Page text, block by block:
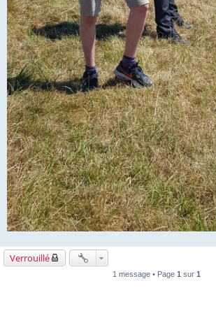
Verrouillé
1 message • Page 1 sur 1